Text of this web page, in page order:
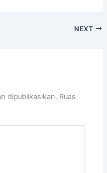
NEXT
dipublikasikan. Ruas